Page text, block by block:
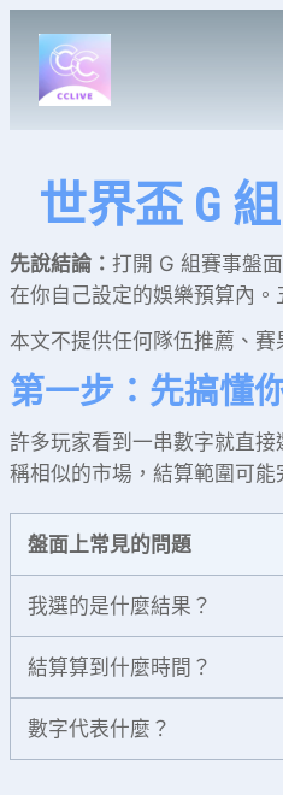
世界盃 G
先說結論： 打開 G 組賽事盤
在你自己設定的娛樂預算內
本文不提供任何隊伍推薦、
第一步：先搞懂
許多玩家看到一串數字就直
稱相似的市場，結算範圍可能
盤面上常見的問題
我選的是什麼結果？
結算算到什麼時間？
數字代表什麼？